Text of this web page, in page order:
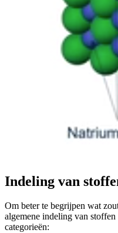
Indeling van
Om beter te begrijpen wat
algemene indeling van
categorieën: